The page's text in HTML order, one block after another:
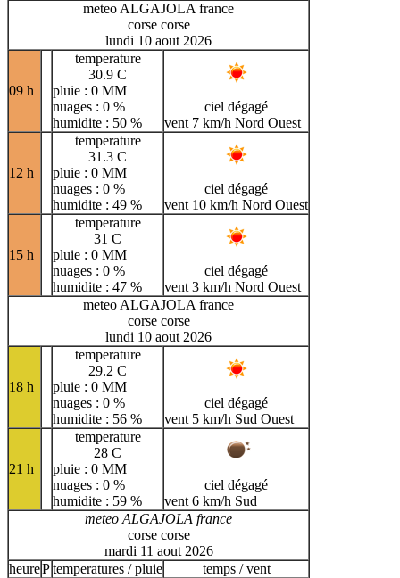
meteo ALGAJOLA france
corse corse
lundi 10 aout 2026
09 h
temperature
30.9 C
pluie : 0 MM
nuages : 0 %
humidite : 50 %
ciel dégagé
vent 7 km/h Nord Ouest
12 h
temperature
31.3 C
pluie : 0 MM
nuages : 0 %
humidite : 49 %
ciel dégagé
vent 10 km/h Nord Ouest
15 h
temperature
31 C
pluie : 0 MM
nuages : 0 %
humidite : 47 %
ciel dégagé
vent 3 km/h Nord Ouest
meteo ALGAJOLA france
corse corse
lundi 10 aout 2026
18 h
temperature
29.2 C
pluie : 0 MM
nuages : 0 %
humidite : 56 %
ciel dégagé
vent 5 km/h Sud Ouest
21 h
temperature
28 C
pluie : 0 MM
nuages : 0 %
humidite : 59 %
ciel dégagé
vent 6 km/h Sud
meteo ALGAJOLA france
corse corse
mardi 11 aout 2026
heurePtemperatures / pluie temps / vent